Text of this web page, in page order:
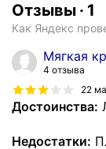
Отзывы · 1
Как Яндекс
Мягкая
4 отзыва
22
Достоинства:
Недостатки: